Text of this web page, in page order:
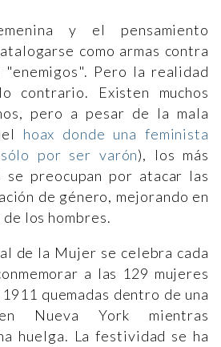
y el pensamiento
como armas contra
"enemigos". Pero la realidad
contrario. Existen muchos
pero a pesar de la mala
hoax donde una feminista
por ser varón), los más
preocupan por atacar las
de género, mejorando en
los hombres.
de la Mujer se celebra cada
a las 129 mujeres
quemadas dentro de una
Nueva York mientras
huelga. La festividad se ha